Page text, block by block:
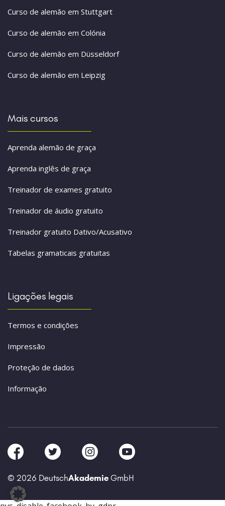
Curso de alemão em Stuttgart
Curso de alemão em Colónia
Curso de alemão em Düsseldorf
Curso de alemão em Leipzig
Mais cursos
Aprenda alemão de graça
Aprenda inglês de graça
Treinador de exames gratuito
Treinador de áudio gratuito
Treinador gratuito Dativo/Acusativo
Tabelas gramaticais gratuitas
Ligações legais
Termos e condições
Impressão
Proteção de dados
Informação
© 2026 DeutschAkademie GmbH